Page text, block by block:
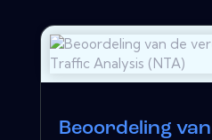
Beoordeling